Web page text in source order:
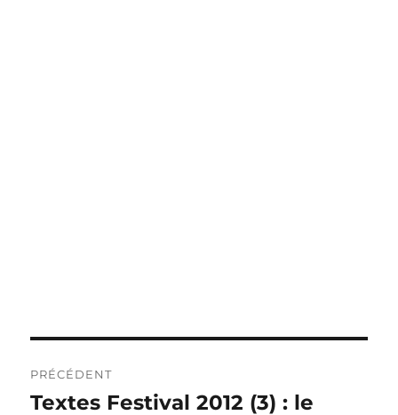
de
PRÉCÉDENT
Publication
Textes Festival 2012 (3) : le